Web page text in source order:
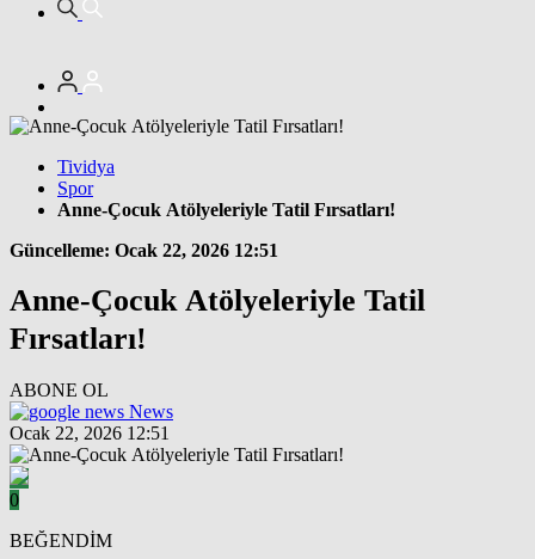
Tividya
Spor
Anne-Çocuk Atölyeleriyle Tatil Fırsatları!
Güncelleme: Ocak 22, 2026 12:51
Anne-Çocuk Atölyeleriyle Tatil
Fırsatları!
ABONE OL
News
Ocak 22, 2026 12:51
0
BEĞENDİM